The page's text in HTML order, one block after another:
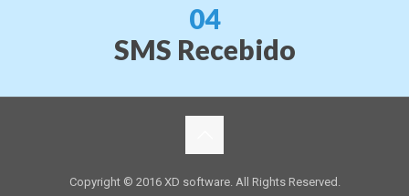
04
SMS Recebido
Copyright © 2016 XD software. All Rights Reserved.